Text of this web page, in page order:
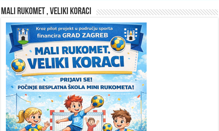
MALI RUKOMET , VELIKI KORACI